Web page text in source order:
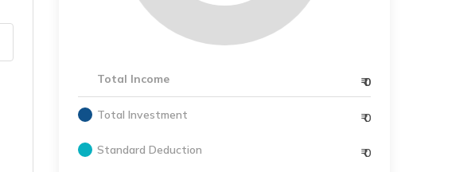
Total Income ₹0
Total Investment ₹0
Standard Deduction ₹0